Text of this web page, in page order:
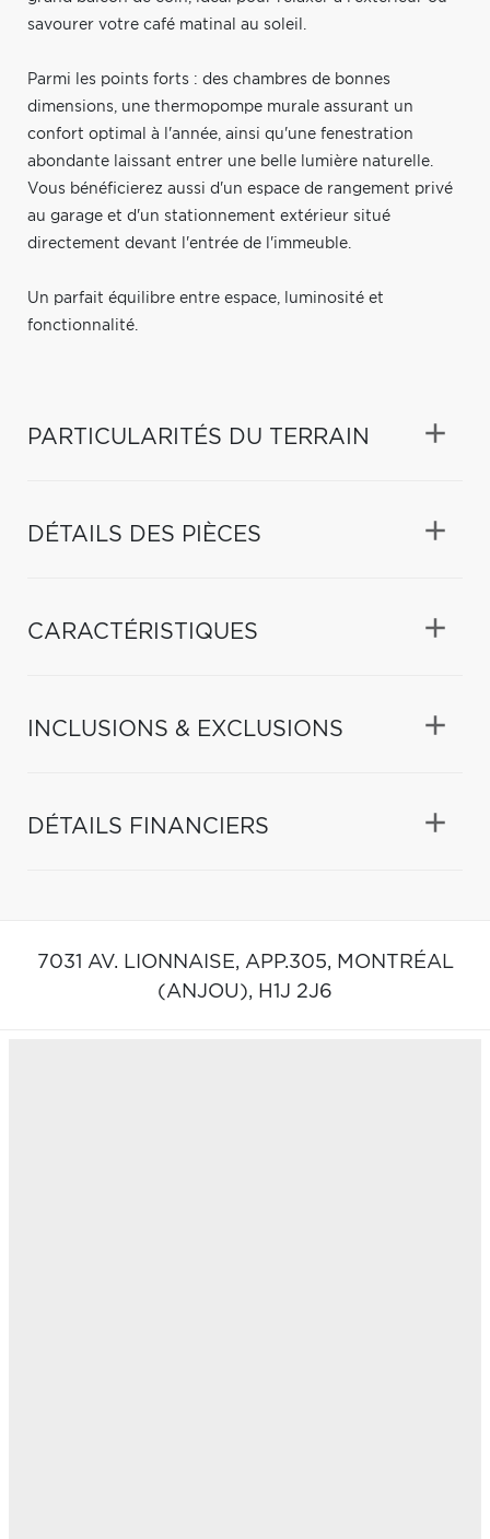
savourer votre café matinal au soleil.
Parmi les points forts : des chambres de bonnes
dimensions, une thermopompe murale assurant un
confort optimal à l'année, ainsi qu'une fenestration
abondante laissant entrer une belle lumière naturelle.
Vous bénéficierez aussi d'un espace de rangement privé
au garage et d'un stationnement extérieur situé
directement devant l'entrée de l'immeuble.
Un parfait équilibre entre espace, luminosité et
fonctionnalité.
PARTICULARITÉS DU TERRAIN
DÉTAILS DES PIÈCES
CARACTÉRISTIQUES
INCLUSIONS & EXCLUSIONS
DÉTAILS FINANCIERS
7031 AV. LIONNAISE, APP.305, MONTRÉAL
(ANJOU), H1J 2J6